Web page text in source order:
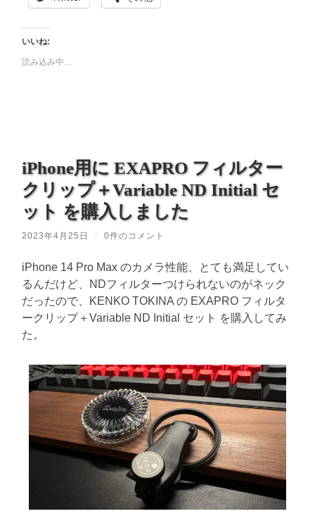
いいね:
読み込み中…
iPhone用に EXAPRO フィルター
クリップ＋Variable ND Initial セ
ット を購入しました
2023年4月25日 / 0件のコメント
iPhone 14 Pro Max のカメラ性能、とても満足してい
るんだけど、NDフィルターつけられないのがネック
だったので、KENKO TOKINA の EXAPRO フィルタ
ークリップ＋Variable ND Initial セット を購入してみ
た。